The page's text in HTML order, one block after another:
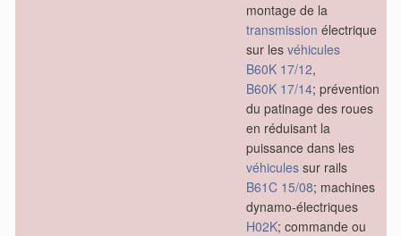
montage de la
transmission électrique
sur les véhicules
B60K 17/12,
B60K 17/14; prévention
du patinage des roues
en réduisant la
puissance dans les
véhicules sur rails
B61C 15/08; machines
dynamo-électriques
H02K; commande ou